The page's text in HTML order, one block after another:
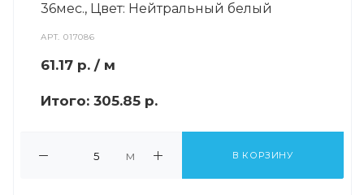
36мес., Цвет: Нейтральный белый
АРТ.017086
61.17 р. / м
Итого: 305.85 р.
м В КОРЗИНУ